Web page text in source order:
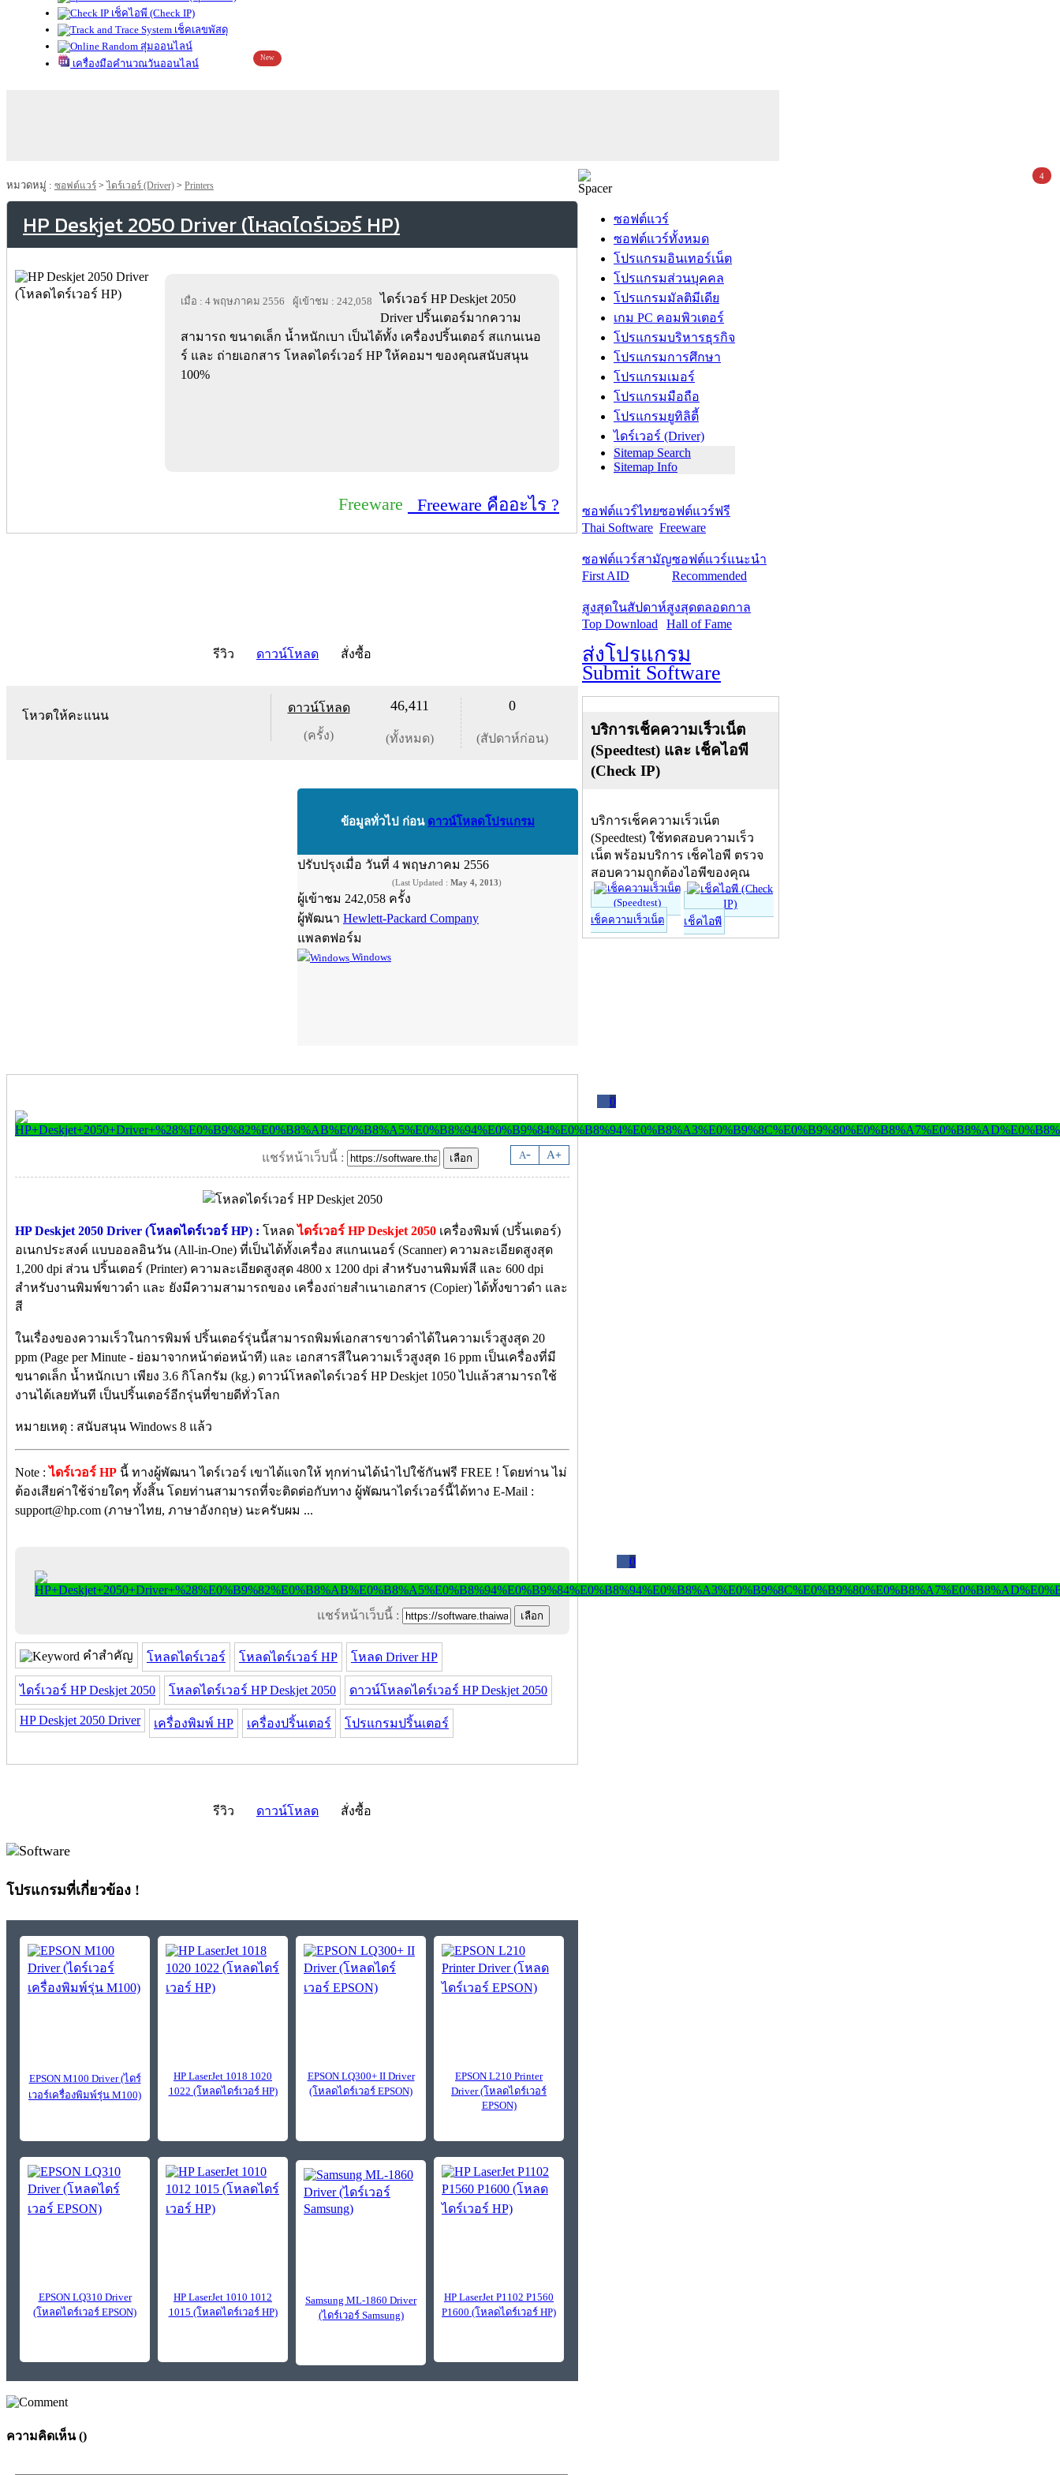
เช็คไอพี (Check IP)
เช็คเลขพัสดุ
สุ่มออนไลน์
เครื่องมือคำนวณวันออนไลน์
New
หมวดหมู่ : ซอฟต์แวร์ > ไดร์เวอร์ (Driver) > Printers
HP Deskjet 2050 Driver (โหลดไดร์เวอร์ HP)
เมื่อ : 4 พฤษภาคม 2556 ผู้เข้าชม : 242,058
ไดร์เวอร์ HP Deskjet 2050
Driver ปริ้นเตอร์มากความ
สามารถ ขนาดเล็ก น้ำหนักเบา เป็นได้ทั้ง เครื่องปริ้นเตอร์ สแกนเนอ
ร์ และ ถ่ายเอกสาร โหลดไดร์เวอร์ HP ให้คอมฯ ของคุณสนับสนุน
100%
Freeware Freeware คืออะไร ?
รีวิว ดาวน์โหลด สั่งซื้อ
โหวตให้คะแนน
ดาวน์โหลด
(ครั้ง)
46,411
(ทั้งหมด)
0
(สัปดาห์ก่อน)
ข้อมูลทั่วไป ก่อน ดาวน์โหลดโปรแกรม
ปรับปรุงเมื่อ วันที่ 4 พฤษภาคม 2556
(Last Updated : May 4, 2013)
ผู้เข้าชม 242,058 ครั้ง
ผู้พัฒนา Hewlett-Packard Company
แพลตฟอร์ม
Windows
0
A- A+
แชร์หน้าเว็บนี้ :
HP Deskjet 2050 Driver (โหลดไดร์เวอร์ HP) : โหลดไดร์เวอร์ HP Deskjet 2050 เครื่องพิมพ์ (ปริ้นเตอร์)
อเนกประสงค์ แบบออลอินวัน (All-in-One) ที่เป็นได้ทั้งเครื่อง สแกนเนอร์ (Scanner) ความละเอียดสูงสุด
1,200 dpi ส่วน ปริ้นเตอร์ (Printer) ความละเอียดสูงสุด 4800 x 1200 dpi สำหรับงานพิมพ์สี และ 600 dpi
สำหรับงานพิมพ์ขาวดำ และ ยังมีความสามารถของ เครื่องถ่ายสำเนาเอกสาร (Copier) ได้ทั้งขาวดำ และ
สี
ในเรื่องของความเร็วในการพิมพ์ ปริ้นเตอร์รุ่นนี้สามารถพิมพ์เอกสารขาวดำได้ในความเร็วสูงสุด 20
ppm (Page per Minute - ย่อมาจากหน้าต่อหน้าที) และ เอกสารสีในความเร็วสูงสุด 16 ppm เป็นเครื่องที่มี
ขนาดเล็ก น้ำหนักเบา เพียง 3.6 กิโลกรัม (kg.) ดาวน์โหลดไดร์เวอร์ HP Deskjet 1050 ไปแล้วสามารถใช้
งานได้เลยทันที เป็นปริ้นเตอร์อีกรุ่นที่ขายดีทั่วโลก
หมายเหตุ : สนับสนุน Windows 8 แล้ว
Note :ไดร์เวอร์ HP นี้ ทางผู้พัฒนา ไดร์เวอร์ เขาได้แจกให้ ทุกท่านได้นำไปใช้กันฟรี FREE ! โดยท่าน ไม่
ต้องเสียค่าใช้จ่ายใดๆ ทั้งสิ้น โดยท่านสามารถที่จะติดต่อกับทาง ผู้พัฒนาไดร์เวอร์นี้ได้ทาง E-Mail :
support@hp.com (ภาษาไทย, ภาษาอังกฤษ) นะครับผม ...
0
แชร์หน้าเว็บนี้ :
คำสำคัญ โหลดไดร์เวอร์ โหลดไดร์เวอร์ HP โหลด Driver HP
ไดร์เวอร์ HP Deskjet 2050 โหลดไดร์เวอร์ HP Deskjet 2050 ดาวน์โหลดไดร์เวอร์ HP Deskjet 2050
HP Deskjet 2050 Driver เครื่องพิมพ์ HP เครื่องปริ้นเตอร์ โปรแกรมปริ้นเตอร์
รีวิว ดาวน์โหลด สั่งซื้อ
โปรแกรมที่เกี่ยวข้อง !
EPSON M100 Driver (ไดร์
เวอร์เครื่องพิมพ์รุ่น M100)
HP LaserJet 1018 1020
1022 (โหลดไดร์เวอร์ HP)
EPSON LQ300+ II Driver
(โหลดไดร์เวอร์ EPSON)
EPSON L210 Printer
Driver (โหลดไดร์เวอร์
EPSON)
EPSON LQ310 Driver
(โหลดไดร์เวอร์ EPSON)
HP LaserJet 1010 1012
1015 (โหลดไดร์เวอร์ HP)
Samsung ML-1860 Driver
(ไดร์เวอร์ Samsung)
HP LaserJet P1102 P1560
P1600 (โหลดไดร์เวอร์ HP)
ความคิดเห็น ()
ซอฟต์แวร์
ซอฟต์แวร์ทั้งหมด
โปรแกรมอินเทอร์เน็ต
โปรแกรมส่วนบุคคล
โปรแกรมมัลติมีเดีย
เกม PC คอมพิวเตอร์
โปรแกรมบริหารธุรกิจ
โปรแกรมการศึกษา
โปรแกรมเมอร์
โปรแกรมมือถือ
โปรแกรมยูทิลิตี้
ไดร์เวอร์ (Driver)
Sitemap Search
Sitemap Info
ซอฟต์แวร์ไทย
Thai Software
ซอฟต์แวร์ฟรี
Freeware
ซอฟต์แวร์สามัญ
First AID
ซอฟต์แวร์แนะนำ
Recommended
สูงสุดในสัปดาห์
Top Download
สูงสุดตลอดกาล
Hall of Fame
ส่งโปรแกรม
Submit Software
บริการเช็คความเร็วเน็ต
(Speedtest) และ เช็คไอพี
(Check IP)
บริการเช็คความเร็วเน็ต
(Speedtest) ใช้ทดสอบความเร็ว
เน็ต พร้อมบริการ เช็คไอพี ตรวจ
สอบความถูกต้องไอพีของคุณ
เช็คความเร็วเน็ต เช็คไอพี
4